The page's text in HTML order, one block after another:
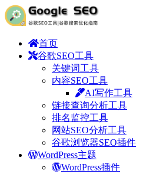
首页
谷歌SEO工具
关键词工具
内容SEO工具
AI写作工具
链接查询分析工具
排名监控工具
网站SEO分析工具
谷歌浏览器SEO插件
WordPress主题
WordPress插件